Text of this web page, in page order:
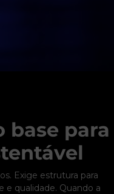
base para
Exige estrutura para
e qualidade. Quando a